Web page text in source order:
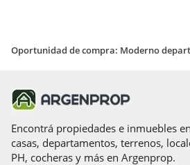
Encontrá propiedades e inmuebles
casas, departamentos, terrenos,
PH, cocheras y más en Argenprop.